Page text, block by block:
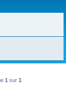
1 sur 1